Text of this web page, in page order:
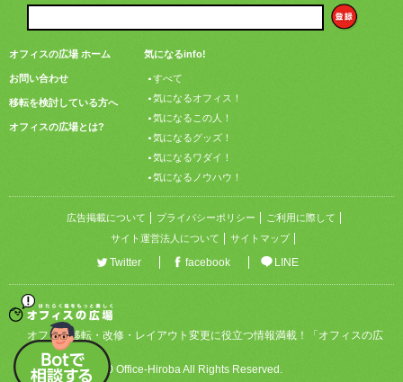
オフィスの広場 ホーム
お問い合わせ
移転を検討している方へ
オフィスの広場とは?
気になるinfo!
すべて
気になるオフィス！
気になるこの人！
気になるグッズ！
気になるワダイ！
気になるノウハウ！
広告掲載について プライバシーポリシー
ご利用に際して
サイト運営法人について
サイトマップ
Twitter facebook LINE
オフィス移転・改修・レイアウト変更に役立つ情報満載！「オフィスの広
場」
Copyright © 2020 Office-Hiroba All Rights Reserved.